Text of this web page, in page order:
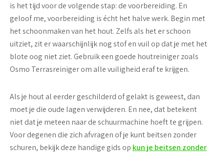
is het tijd voor de volgende stap: de voorbereiding. En
geloof me, voorbereiding is écht het halve werk. Begin met
het schoonmaken van het hout. Zelfs als het er schoon
uitziet, zit er waarschijnlijk nog stof en vuil op dat je met het
blote oog niet ziet. Gebruik een goede houtreiniger zoals
Osmo Terrasreiniger om alle vuiligheid eraf te krijgen.
Als je hout al eerder geschilderd of gelakt is geweest, dan
moet je die oude lagen verwijderen. En nee, dat betekent
niet dat je meteen naar de schuurmachine hoeft te grijpen.
Voor degenen die zich afvragen of je kunt beitsen zonder
schuren, bekijk deze handige gids op kun je beitsen zonder